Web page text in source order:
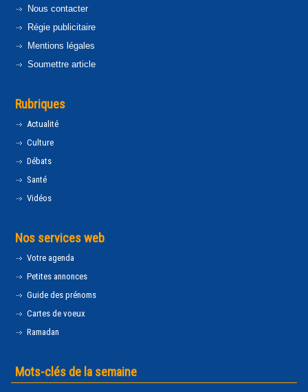
Nous contacter
Régie publicitaire
Mentions légales
Soumettre article
Rubriques
Actualité
Culture
Débats
Santé
Vidéos
Nos services web
Votre agenda
Petites annonces
Guide des prénoms
Cartes de voeux
Ramadan
Mots-clés de la semaine